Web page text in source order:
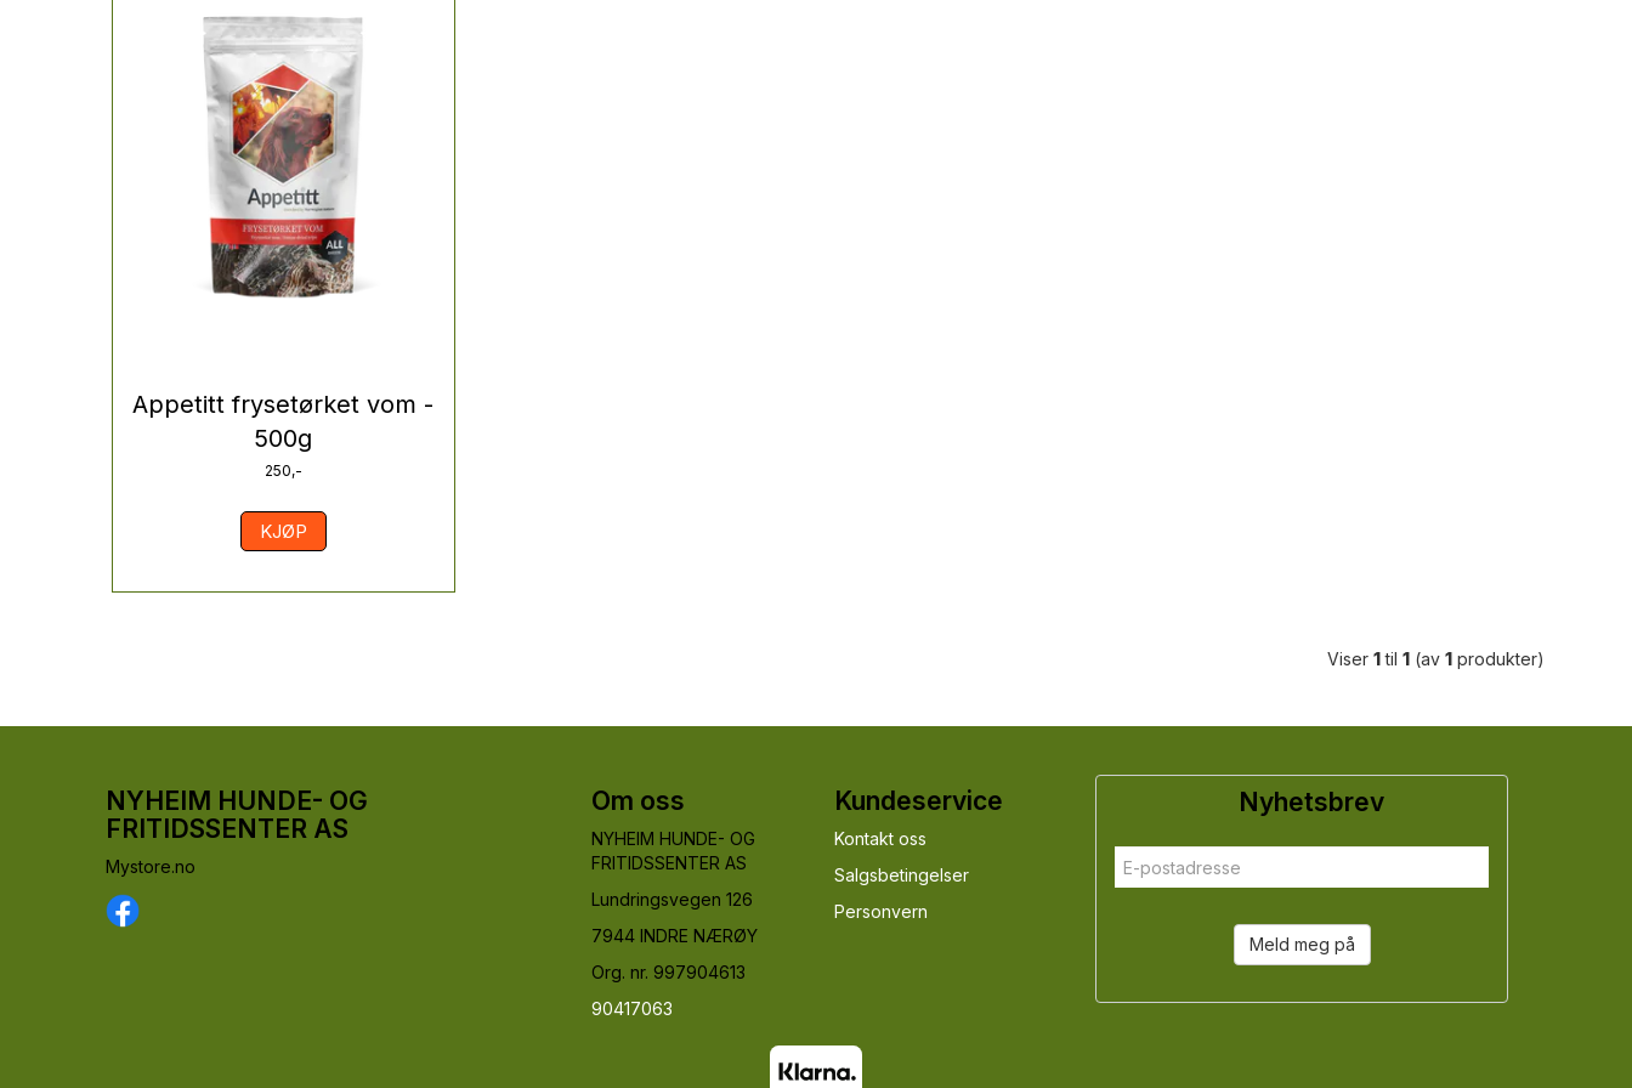
Appetitt frysetørket vom -
500g
250,-
KJØP
Viser 1 til 1 (av 1 produkter)
NYHEIM HUNDE- OG
FRITIDSSENTER AS
Mystore.no
Om oss
NYHEIM HUNDE- OG
FRITIDSSENTER AS
Lundringsvegen 126
7944 INDRE NÆRØY
Org. nr. 997904613
90417063
Kundeservice
Kontakt oss
Salgsbetingelser
Personvern
Nyhetsbrev
Meld meg på